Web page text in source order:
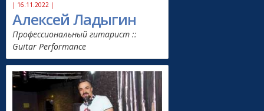
| 16.11.2022 |
Алексей Ладыгин
Профессиональный гитарист ::
Guitar Performance